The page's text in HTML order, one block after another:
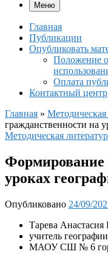
Меню
Главная
Публикации
Опубликовать
Положение
Оплата
Контактный центр
Главная » Методическая
гражданственности на
Методическая
Формирование
уроках
Опубликовано 24/09/
Тарева Анастасия
учитель географии
МАОУ СШ № 6